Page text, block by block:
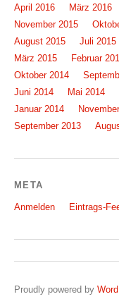
April 2016
März 2016
November 2015
August 2015
Juli 2015
März 2015
Februar
Oktober 2014
Juni 2014
Mai 2014
Januar 2014
September 2013
META
Anmelden Eintrags-
Proudly powered by